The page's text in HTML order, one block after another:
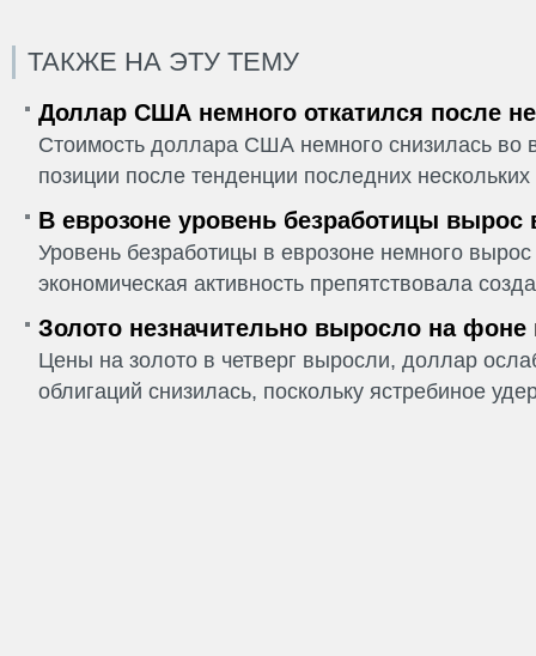
ТАКЖЕ НА ЭТУ ТЕМУ
Доллар США немного откатился после
Стоимость доллара США немного снизилась во
позиции после тенденции последних
В еврозоне уровень безработицы вырос
Уровень безработицы в еврозоне немного
экономическая активность препятствовала
Золото незначительно выросло на фоне
Цены на золото в четверг выросли, доллар
облигаций снизилась, поскольку ястребиное